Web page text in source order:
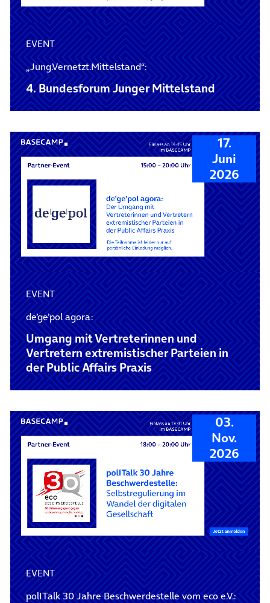
EVENT
„Jung.Vernetzt.Mittelstand“:
4. Bundesforum Junger Mittelstand
17.
Juni
2026
EVENT
de’ge’pol agora:
Umgang mit Vertreterinnen und
Vertretern extremistischer Parteien in
der Public Affairs Praxis
03.
Nov.
2026
EVENT
polITalk 30 Jahre Beschwerdestelle vom eco e.V.: